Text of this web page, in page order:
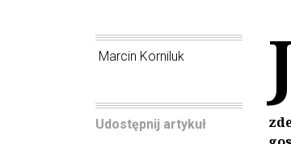
Marcin Korniluk
Udostępnij artykuł